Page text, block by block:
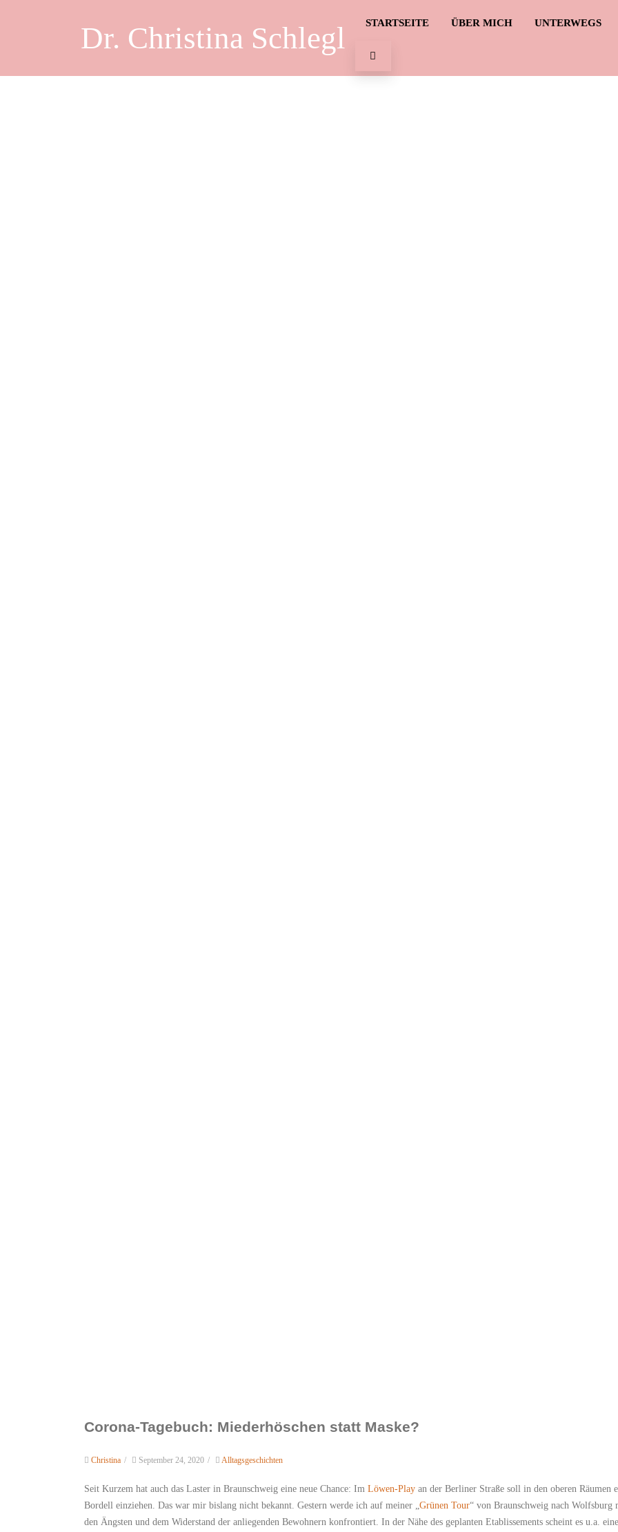
Dr. Christina Schlegl STARTSEITE ÜBER MICH UNTERWEGS
Corona-Tagebuch: Miederhöschen statt Maske?
Christina / September 24, 2020 / Alltagsgeschichten
Seit Kurzem hat auch das Laster in Braunschweig eine neue Chance: Im Löwen-Play an der Berliner Straße soll in den oberen Räumen
Bordell einziehen. Das war mir bislang nicht bekannt. Gestern werde ich auf meiner „ Grünen Tour“ von Braunschweig nach Wolfsburg
den Ängsten und dem Widerstand der anliegenden Bewohnern konfrontiert. In der Nähe des geplanten Etablissements scheint es u.a. eine